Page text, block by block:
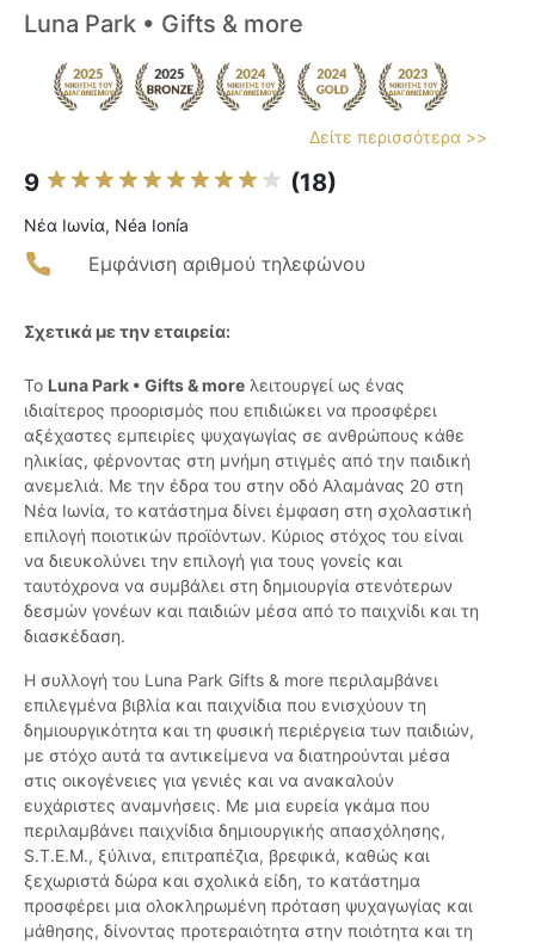
Luna Park • Gifts & more
Δείτε περισσότερα >>
9 (18)
Νέα Ιωνία, Néa Ionía
Εμφάνιση αριθμού τηλεφώνου
Σχετικά με την εταιρεία:
Το Luna Park • Gifts & more λειτουργεί ως ένας
ιδιαίτερος προορισμός που επιδιώκει να προσφέρει
αξέχαστες εμπειρίες ψυχαγωγίας σε ανθρώπους κάθε
ηλικίας, φέρνοντας στη μνήμη στιγμές από την παιδική
ανεμελιά. Με την έδρα του στην οδό Αλαμάνας 20 στη
Νέα Ιωνία, το κατάστημα δίνει έμφαση στη σχολαστική
επιλογή ποιοτικών προϊόντων. Κύριος στόχος του είναι
να διευκολύνει την επιλογή για τους γονείς και
ταυτόχρονα να συμβάλει στη δημιουργία στενότερων
δεσμών γονέων και παιδιών μέσα από το παιχνίδι και τη
διασκέδαση.
Η συλλογή του Luna Park Gifts & more περιλαμβάνει
επιλεγμένα βιβλία και παιχνίδια που ενισχύουν τη
δημιουργικότητα και τη φυσική περιέργεια των παιδιών,
με στόχο αυτά τα αντικείμενα να διατηρούνται μέσα
στις οικογένειες για γενιές και να ανακαλούν
ευχάριστες αναμνήσεις. Με μια ευρεία γκάμα που
περιλαμβάνει παιχνίδια δημιουργικής απασχόλησης,
S.T.E.M., ξύλινα, επιτραπέζια, βρεφικά, καθώς και
ξεχωριστά δώρα και σχολικά είδη, το κατάστημα
προσφέρει μια ολοκληρωμένη πρόταση ψυχαγωγίας και
μάθησης, δίνοντας προτεραιότητα στην ποιότητα και τη